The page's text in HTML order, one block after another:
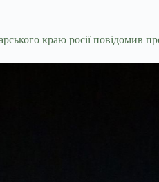
краю росії повідомив